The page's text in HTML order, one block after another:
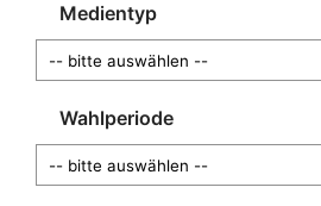
Medientyp
Wahlperiode